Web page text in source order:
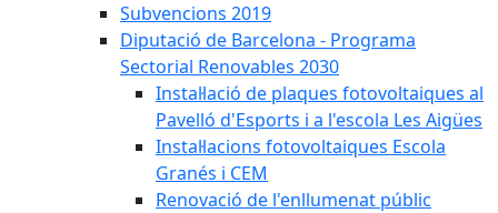
Subvencions 2019
Diputació de Barcelona - Programa
Sectorial Renovables 2030
Instal·lació de plaques fotovoltaiques al
Pavelló d'Esports i a l'escola Les Aigües
Instal·lacions fotovoltaiques Escola
Granés i CEM
Renovació de l'enllumenat públic